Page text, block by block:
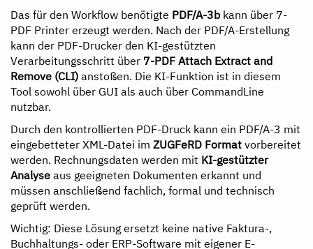
Das für den Workflow benötigte PDF/A-3bkann über 7-
PDF Printer erzeugt werden. Nach der PDF/A-Erstellung
kann der PDF-Drucker den KI-gestützten
Verarbeitungsschritt über 7-PDF Attach Extract and
Remove (CLI) anstoßen. Die KI-Funktion ist in diesem
Tool sowohl über GUI als auch über CommandLine
nutzbar.
Durch den kontrollierten PDF-Druck kann ein PDF/A-3 mit
eingebetteter XML-Datei im ZUGFeRD Format vorbereitet
werden. Rechnungsdaten werden mit KI-gestützter
Analyse aus geeigneten Dokumenten erkannt und
müssen anschließend fachlich, formal und technisch
geprüft werden.
Wichtig: Diese Lösung ersetzt keine native Faktura-,
Buchhaltungs- oder ERP-Software mit eigener E-